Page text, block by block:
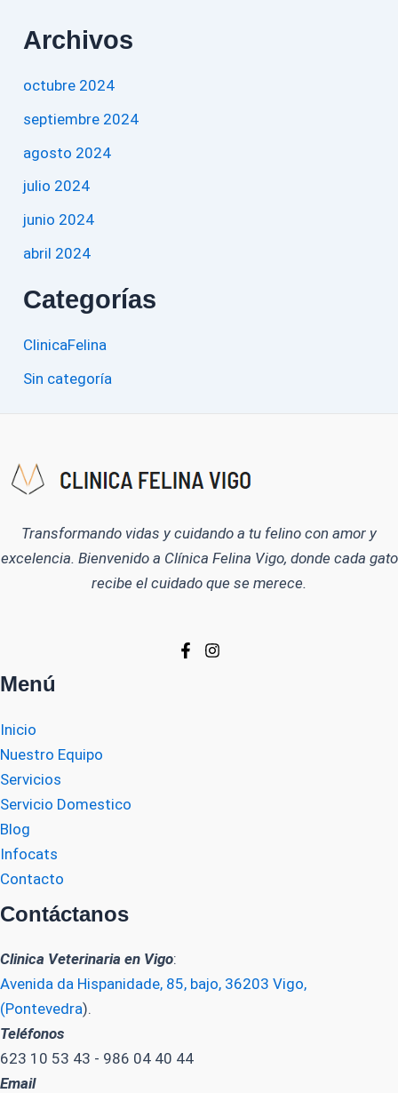
Archivos
octubre 2024
septiembre 2024
agosto 2024
julio 2024
junio 2024
abril 2024
Categorías
ClinicaFelina
Sin categoría
Transformando vidas y cuidando a tu felino con amor y
excelencia. Bienvenido a Clínica Felina Vigo, donde cada gato
recibe el cuidado que se merece.
Menú
Inicio
Nuestro Equipo
Servicios
Servicio Domestico
Blog
Infocats
Contacto
Contáctanos
Clinica Veterinaria en Vigo:
Avenida da Hispanidade, 85, bajo, 36203 Vigo,
(Pontevedra).
Teléfonos
623 10 53 43 - 986 04 40 44
Email